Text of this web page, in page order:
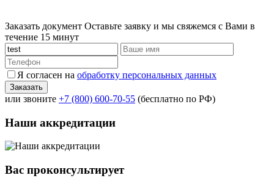
Заказать документ Оставьте заявку и мы свяжемся с Вами в
течение 15 минут
Я согласен на обработку персональных данных
или звоните +7 (800) 600-70-55 (бесплатно по РФ)
Наши аккредитации
Вас проконсультирует